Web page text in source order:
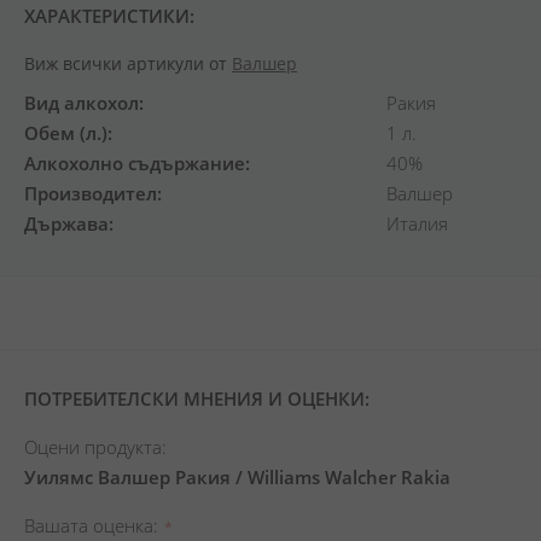
ХАРАКТЕРИСТИКИ:
Виж всички артикули от Валшер
Вид алкохол
Ракия
Обем (л.)
1 л.
Алкохолно съдържание
40%
Производител
Валшер
Държава
Италия
ПОТРЕБИТЕЛСКИ МНЕНИЯ И ОЦЕНКИ:
Оцени продукта:
Уилямс Валшер Ракия / Williams Walcher Rakia
Вашата оценка